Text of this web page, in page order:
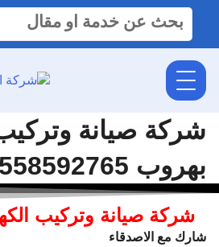
البحث
عن:
شركة صيانة
بهروب 0558592765
شركة صيانة وتركيب
شارك مع الاصدقاء